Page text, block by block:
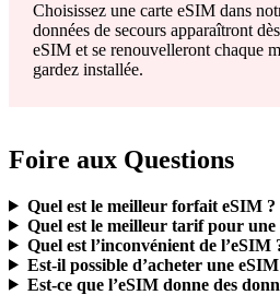
Choisissez une carte eSIM dans
données de secours apparaîtront
eSIM et se renouvelleront chaque
gardez installée.
Foire aux Questions
Quel est le meilleur forfait eSIM ?
Quel est le meilleur tarif pour une
Quel est l’inconvénient de l’eSIM
Est-il possible d’acheter une
Est-ce que l’eSIM donne des